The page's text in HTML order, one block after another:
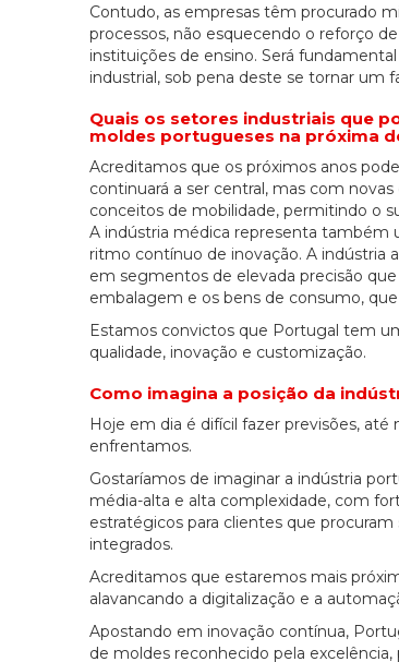
Contudo, as empresas têm procurado
processos, não esquecendo o reforço
instituições de ensino. Será
industrial, sob pena deste se tornar um
Quais os setores industriais que
moldes portugueses na próxima
Acreditamos que os próximos anos
continuará a ser central, mas com
conceitos de mobilidade, permitindo o
A indústria médica representa também
ritmo contínuo de inovação. A indústria
em segmentos de elevada precisão
embalagem e os bens de consumo,
Estamos convictos que Portugal tem
qualidade, inovação e customização.
Como imagina a posição da
Hoje em dia é difícil fazer previsões,
enfrentamos.
Gostaríamos de imaginar a indústria
média-alta e alta complexidade, com
estratégicos para clientes que
integrados.
Acreditamos que estaremos mais
alavancando a digitalização e a
Apostando em inovação contínua,
de moldes reconhecido pela